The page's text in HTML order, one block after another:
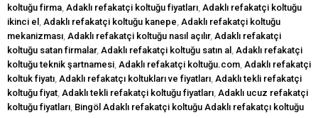
koltuğu firma, Adaklı refakatçi koltuğu fiyatları, Adaklı refakatçi koltuğu
ikinci el , Adaklı refakatçi koltuğu kanepe, Adaklı refakatçi koltuğu
mekanizması, Adaklı refakatçi koltuğu nasıl açılır, Adaklı refakatçi
koltuğu satan firmalar, Adaklı refakatçi koltuğu satın al , Adaklı refakatçi
koltuğu teknik şartnamesi, Adaklı refakatçi koltuğu.com, Adaklı refakatçi
koltuk fiyatı, Adaklı refakatçı koltukları ve fiyatları, Adaklı tekli refakatçi
koltuğu fiyat, Adaklı tekli refakatçi koltuğu fiyatları, Adaklı ucuz refakatçi
koltuğu fiyatları, Bingöl Adaklı refakatçi koltuğu Adaklı refakatçı koltuğu